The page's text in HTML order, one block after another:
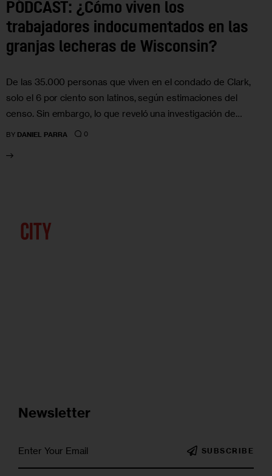
PÓDCAST: ¿Cómo viven los
trabajadores indocumentados en las
granjas lecheras de Wisconsin?
De las 35.000 personas que viven en el condado de Clark,
solo el 6 por ciento son latinos, según estimaciones del
censo. Sin embargo, lo que reveló una investigación de…
BY DANIEL PARRA 0
Newsletter
SUBSCRIBE